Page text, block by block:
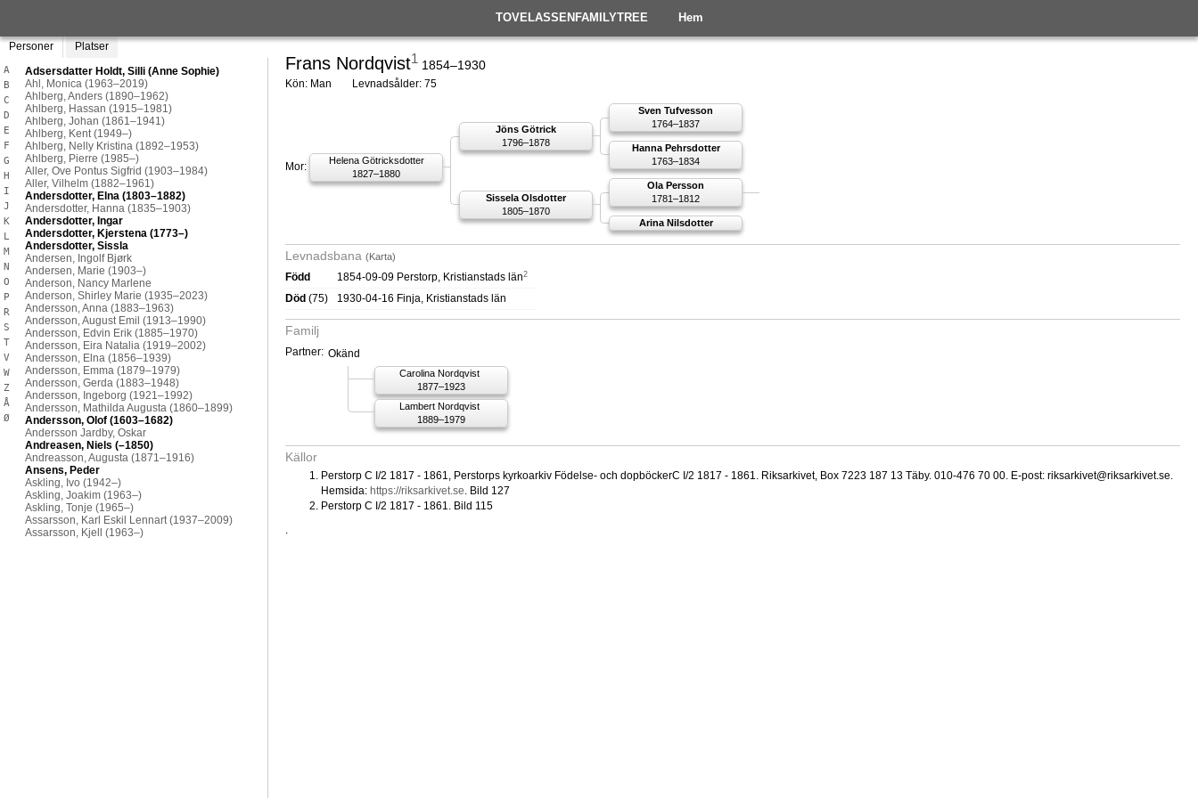
TOVELASSENFAMILYTREE Hem
Personer Platser
A
B
C
D
E
F
G
H
I
J
K
L
M
N
O
P
R
S
T
V
W
Z
Å
Ø
Frans Nordqvist1 1854–1930
Kön: Man Levnadsålder: 75
Mor:
Helena Götricksdotter
1827–1880
Jöns Götrick
1796–1878
Sven Tufvesson
1764–1837
Hanna Pehrsdotter
1763–1834
Sissela Olsdotter
1805–1870
Ola Persson
1781–1812
Arina Nilsdotter
Levnadsbana (Karta)
Född 1854-09-09 Perstorp, Kristianstads län2
Död (75) 1930-04-16 Finja, Kristianstads län
Familj
Partner: Okänd
Carolina Nordqvist
1877–1923
Lambert Nordqvist
1889–1979
Källor
Perstorp C I/2 1817 - 1861, Perstorps kyrkoarkiv Födelse- och dopböckerC I/2 1817 - 1861. Riksarkivet, Box 7223 187 13 Täby. 010-476 70 00. E-post: riksarkivet@riksarkivet.se.
Hemsida: https://riksarkivet.se. Bild 127
Perstorp C I/2 1817 - 1861. Bild 115
.